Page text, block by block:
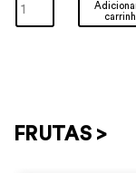
FRUTAS >